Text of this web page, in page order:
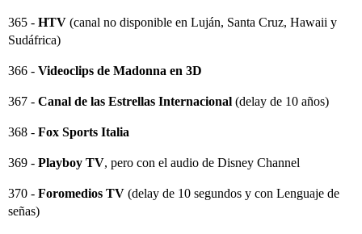
365 - HTV (canal no disponible en Luján, Santa Cruz, Hawaii y
Sudáfrica)
366 - Videoclips de Madonna en 3D
367 - Canal de las Estrellas Internacional (delay de 10 años)
368 - Fox Sports Italia
369 - Playboy TV, pero con el audio de Disney Channel
370 - Foromedios TV (delay de 10 segundos y con Lenguaje de
señas)